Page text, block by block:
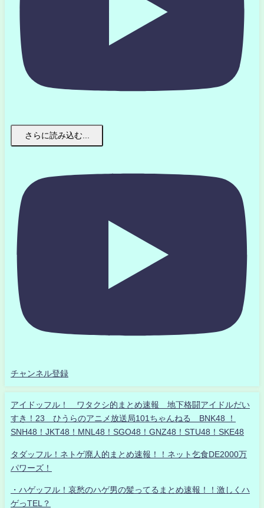
さらに読み込む...
チャンネル登録
アイドッフル！ ワタクシ的まとめ速報 地下格闘アイドルだい
すき！23 ひうらのアニメ放送局101ちゃんねる BNK48 ！
SNH48！JKT48！MNL48！SGO48！GNZ48！STU48！SKE48
タダッフル！ネトゲ廃人的まとめ速報！！ネット乞食DE2000万
パワーズ！
・ハゲッフル！哀愁のハゲ男の髪ってるまとめ速報！！激しくハ
ゲっTEL？